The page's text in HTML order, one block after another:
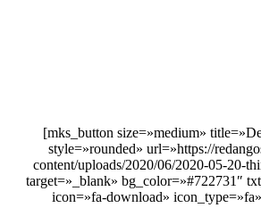
[mks_button size=»medium»
style=»rounded» url=»https://
content/uploads/2020/06/2020-05-20-
target=»_blank» bg_color=»#722731″
icon=»fa-download»